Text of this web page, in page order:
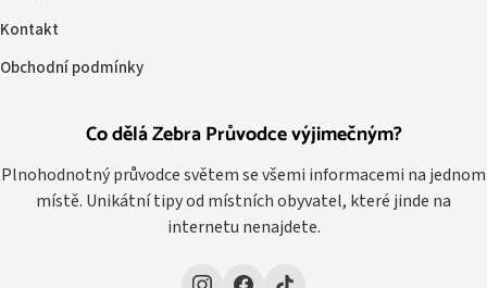
Co dělá Zebra Průvodce výjimečným?
Plnohodnotný průvodce světem se všemi informacemi na jednom
místě. Unikátní tipy od místních obyvatel, které jinde na
internetu nenajdete.
Kontakt
Obchodní podmínky